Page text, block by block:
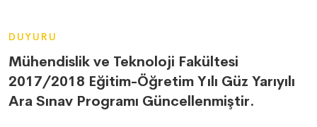
DUYURU
Mühendislik ve Teknoloji Fakültesi
2017/2018 Eğitim-Öğretim Yılı Güz Yarıyılı
Ara Sınav Programı Güncellenmiştir.